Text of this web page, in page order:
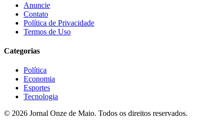
Anuncie
Contato
Política de Privacidade
Termos de Uso
Categorias
Política
Economia
Esportes
Tecnologia
© 2026 Jornal Onze de Maio. Todos os direitos reservados.